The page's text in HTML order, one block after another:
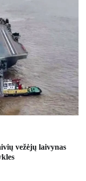
vežėjų laivynas